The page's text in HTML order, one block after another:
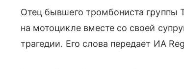
Отец бывшего тромбониста группы
на мотоцикле вместе со своей
трагедии. Его слова передает ИА